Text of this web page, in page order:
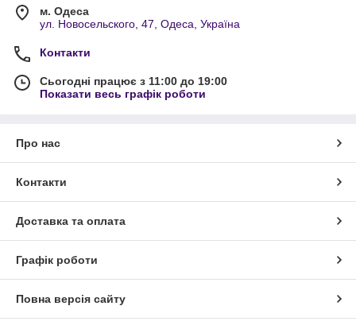
м. Одеса
ул. Новосельского, 47, Одеса, Україна
Контакти
Сьогодні працює з 11:00 до 19:00
Показати весь графік роботи
Про нас
Контакти
Доставка та оплата
Графік роботи
Повна версія сайту